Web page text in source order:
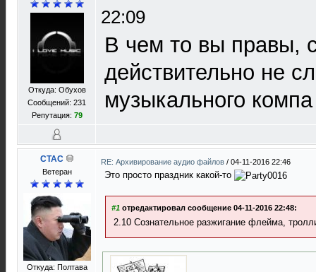
Откуда: Обухов
Сообщений: 231
Репутация: 79
22:09
В чем то вы правы,
действительно не
музыкального
CTAC
Ветеран
Откуда: Полтава
RE: Архивирование аудио файлов / 04-11-2016 22:46
Это просто праздник какой-то
#1 отредактировал сообщение 04-11-2016 22:48:
2.10 Сознательное разжигание флейма,